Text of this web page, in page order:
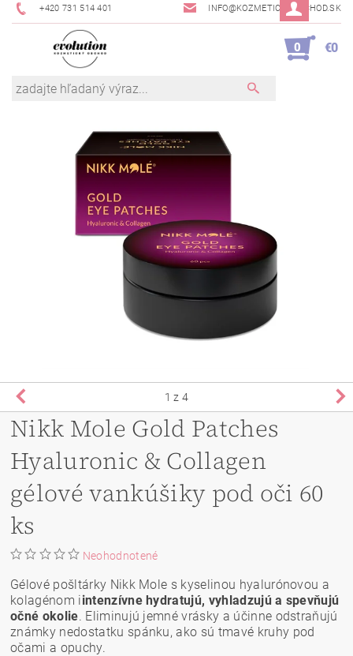
+420 731 514 401 INFO@KOZMETICKYOBCHOD.SK
0 €0
1 z 4
Nikk Mole Gold Patches
Hyaluronic & Collagen
gélové vankúšiky pod oči 60
ks
Neohodnotené
Gélové pošltárky Nikk Mole s kyselinou hyalurónovou a
kolagénom iintenzívne hydratujú, vyhladzujú a spevňujú
očné okolie. Eliminujú jemné vrásky a účinne odstraňujú
známky nedostatku spánku, ako sú tmavé kruhy pod
očami a opuchy.